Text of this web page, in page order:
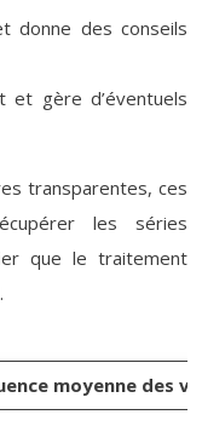
donne des conseils
et gère d’éventuels
transparentes, ces
les séries
que le traitement
moyenne des